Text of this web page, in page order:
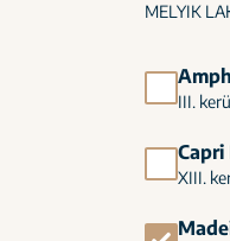
MELYIK
III.
Capri
XIII.